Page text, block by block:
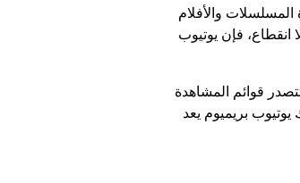
والأفلام
انقطاع، فإن يوتيوب
قوائم المشاهدة
بريميوم يعد